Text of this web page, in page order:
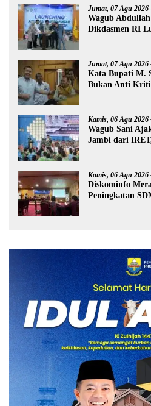
Jumat, 07 Agu
Wagub
Dikdasmen RI
Jumat, 07 Agu
Kata Bupati M.
Bukan Anti
Kamis, 06 Agu
Wagub Sani
Jambi dari
Kamis, 06 Agu
Diskominfo
Peningkatan